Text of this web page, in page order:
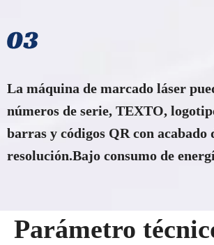
La máquina de marcado láser
números de serie, TEXTO,
barras y códigos QR con acabado
resolución.Bajo consumo de
Parámetro